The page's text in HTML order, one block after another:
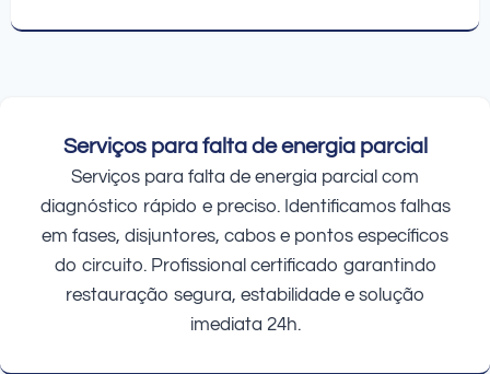
Serviços para falta de energia parcial
Serviços para falta de energia parcial com
diagnóstico rápido e preciso. Identificamos falhas
em fases, disjuntores, cabos e pontos específicos
do circuito. Profissional certificado garantindo
restauração segura, estabilidade e solução
imediata 24h.